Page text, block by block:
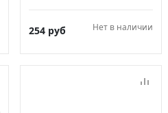
254 руб Нет в наличии